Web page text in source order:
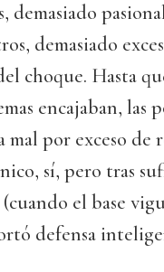
demasiado
demasiado
choque. Hasta
encajaban,
mal por exceso de
sí, pero tras
el base
defensa